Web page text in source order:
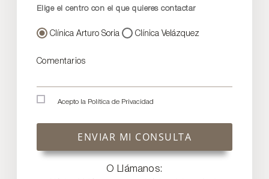
Elige el centro con el que quieres contactar
Clínica Arturo Soria Clínica Velázquez
Comentarios
Acepto la Política de Privacidad
ENVIAR MI CONSULTA
O Llámanos: